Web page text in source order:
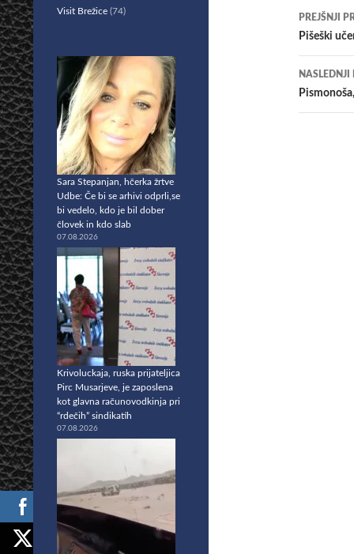
po
PREJŠNJI
Pišeški
NASLEDNJI
Visit Brežice (74)
Sara Stepanjan, hčerka žrtve
Udbe: Če bi se arhivi odprli,se
bi vedelo, kdo je bil dober
človek in kdo slab
07.08.2026
Krivoluckaja, ruska prijateljica
Pirc Musarjeve, je zaposlena
kot glavna računovodkinja pri
“rdečih” sindikatih
07.08.2026